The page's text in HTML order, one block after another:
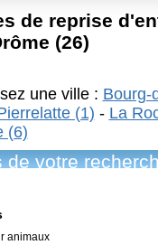
de reprise
(26)
une ville : Bourg-
(1) - La
(6)
de votre
animaux